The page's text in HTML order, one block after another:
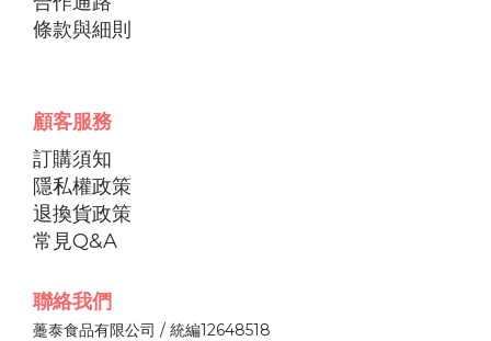
條款與細則
顧客服務
訂購須知
隱私權政策
退換貨政策
常見Q&A
聯絡我們
躉泰食品有限公司 / 統編12648518